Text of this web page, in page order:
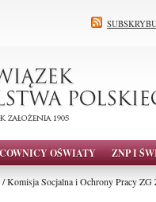
OŚWIATY ZNP I
/ Komisja Socjalna i Ochrony Pracy ZG